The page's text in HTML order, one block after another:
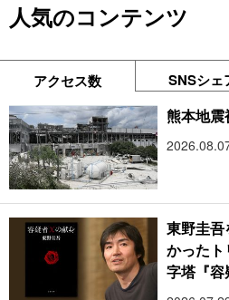
人気のコンテンツ
アクセス数 SNSシェ
熊本地
東野圭
かった
字塔『